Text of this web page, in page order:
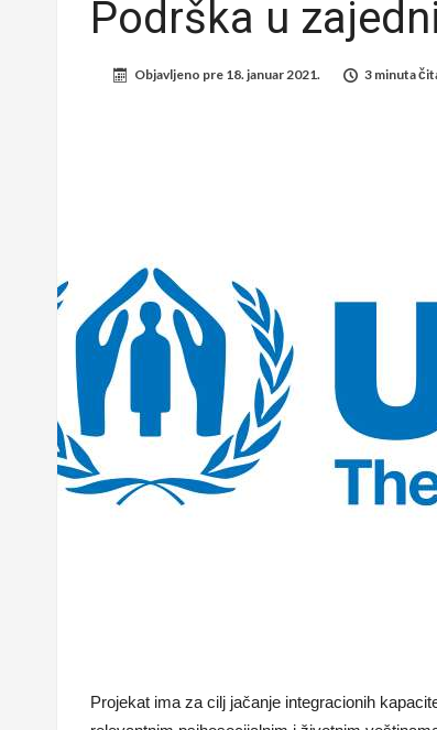
Podrška u
Objavljeno pre 18. januar 2021. 3 minuta
Projekat ima za cilj jačanje integracionih